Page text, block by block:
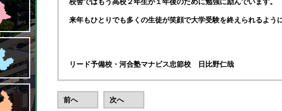
来年もひとりでも多くの生徒が笑顔で大学受験を終えられるよう
リード予備校・河合塾マナビス忠節校 日比野仁哉
前へ 次へ